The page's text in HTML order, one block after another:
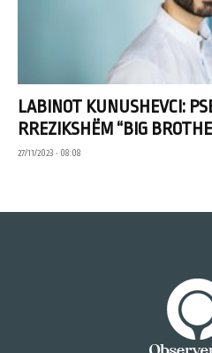
LABINOT KUNUSHEVCI:
RREZIKSHËM “BIG
27/11/2023 • 08:08